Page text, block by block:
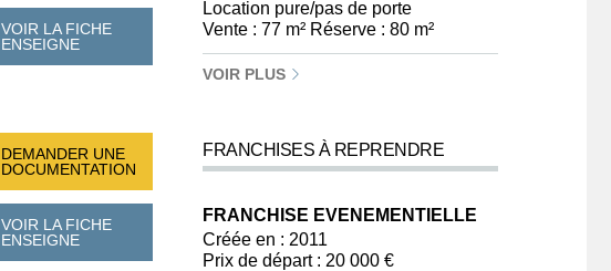
VOIR LA FICHE
ENSEIGNE
DEMANDER UNE
DOCUMENTATION
VOIR LA FICHE
ENSEIGNE
Location pure/pas de porte
Vente : 77 m² Réserve : 80 m²
VOIR PLUS
FRANCHISES À REPRENDRE
FRANCHISE EVENEMENTIELLE
Créée en : 2011
Prix de départ : 20 000 €